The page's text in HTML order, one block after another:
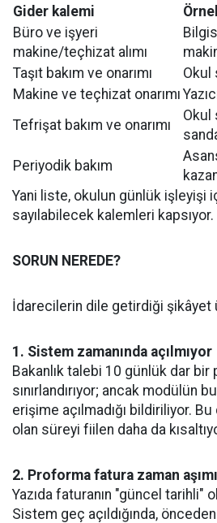
Gider kalemi
Büro ve işyeri
makine/teçhizat alımı
Taşıt bakım ve onarımı
Okul
Makine ve teçhizat onarımı
Tefrişat bakım ve onarımı
Okul
Periyodik bakım
Yani liste, okulun günlük işleyişi
sayılabilecek kalemleri kapsıyor.
SORUN NEREDE?
İdarecilerin dile getirdiği şikâyet
1. Sistem zamanında açılmıyor
Bakanlık talebi 10 günlük dar bir
sınırlandırıyor; ancak modülün
erişime açılmadığı bildiriliyor.
olan süreyi fiilen daha da
2. Proforma fatura zaman
Yazıda faturanın "güncel tarihli"
Sistem geç açıldığında,